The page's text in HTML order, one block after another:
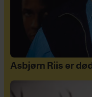
Asbjørn Riis er død